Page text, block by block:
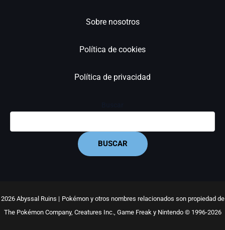
Sobre nosotros
Política de cookies
Política de privacidad
BUSCAR
2026 Abyssal Ruins | Pokémon y otros nombres relacionados son propiedad de
The Pokémon Company, Creatures Inc., Game Freak y Nintendo © 1996-2026